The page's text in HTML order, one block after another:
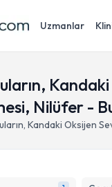
Uzmanlar
Nilüfer -
Kandaki Oksijen